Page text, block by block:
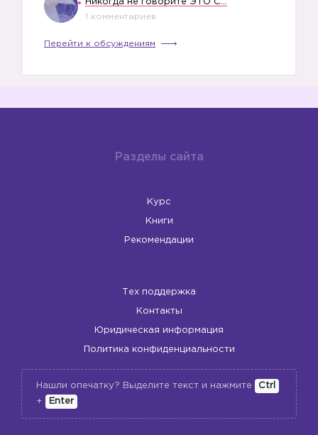
Никогда не говорите ЭТО СВОЕМУ РЕБЕНКУ
1 комментариев
Перейти к обсуждениям
Разделы сайта
Курс
Книги
Рекомендации
Тех поддержка
Контакты
Юридическая информация
Политика конфиденциальности
Нашли опечатку? Выделите текст и нажмите
Ctrl
+
Enter